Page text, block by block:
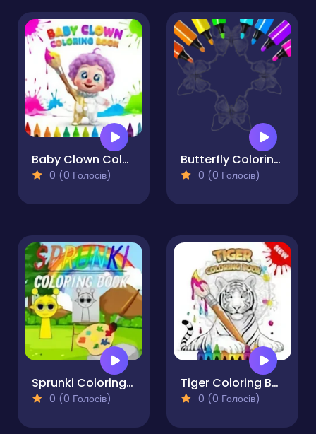
Baby Clown Coloring Book
0 (0 Голосів)
Butterfly Coloring Pages Kids
0 (0 Голосів)
Sprunki Coloring Books
0 (0 Голосів)
Tiger Coloring Book
0 (0 Голосів)